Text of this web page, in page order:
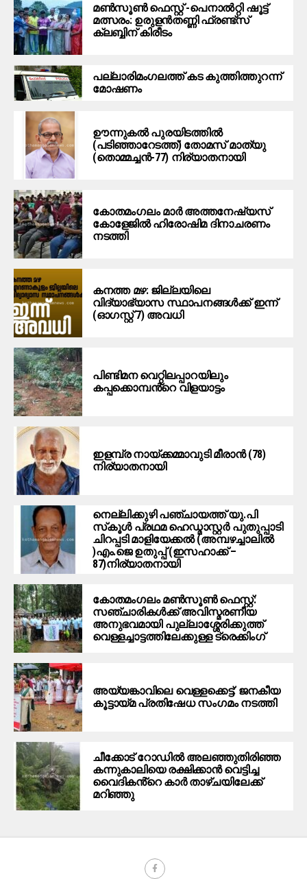
മൺസൂൺ ഫെസ്റ്റ് -പെനാൽറ്റി ഷൂട്ട്
മത്സരം: ഉരുളൻതണ്ണി ഫ്രണ്ട്സ്
ക്ലബ്ബിന് കിരീടം
പ​ല്ലാ​രി​മം​ഗ​ല​ത്ത് ക​ട കു​ത്തി​ത്തുറ​ന്ന്
മോ​ഷ​ണം
ഊന്നുകല്‍ പുരയിടത്തില്‍
(പടിഞ്ഞാറേടത്ത്) തോമസ് മാത്യു
(തൊമ്മച്ചന്‍-77) നിര്യാതനായി
കോതമംഗലം മാര്‍ അത്തനേഷ്യസ്
കോളേജില്‍ ഹിരോഷിമ ദിനാചരണം
നടത്തി
കനത്ത മഴ: ജില്ലയിലെ
വിദ്യാഭ്യാസ സ്ഥാപനങ്ങള്‍ക്ക് ഇന്ന്
(ഓഗസ്റ്റ് 7) അവധി
പിണ്ടിമന വെറ്റിലപ്പാറയിലും
കപ്പക്കൊമ്പൻ്റെ വിളയാട്ടം
ഇളമ്പ്ര നായ്ക്കമ്മാവുടി മീരാൻ (78)
നിര്യാതനായി
നെല്ലിക്കുഴി പഞ്ചായത്ത് യു.പി
സ്‌കൂൾ പ്രഥമ ഹെഡ്മാസ്റ്റർ പുതുപ്പാടി
ചിറപ്പടി മാളിയേക്കൽ (അമ്പഴച്ചാലിൽ
)എം.ജെ ഉതുപ്പ് (ഇസഹാക്ക് –
87)നിര്യാതനായി
കോതമംഗലം മൺസൂൺ ഫെസ്റ്റ്:
സഞ്ചാരികൾക്ക് അവിസ്മരണീയ
അനുഭവമായി പുല്ലാശ്ശേരിക്കുത്ത്
വെള്ളച്ചാട്ടത്തിലേക്കുള്ള ട്രെക്കിംഗ്
അയ്യങ്കാവിലെ വെള്ളക്കെട്ട്: ജനകീയ
കൂട്ടായ്മ പ്രതിഷേധ സംഗമം നടത്തി
ചീക്കോട് റോഡിൽ അലഞ്ഞുതിരിഞ്ഞ
കന്നുകാലിയെ രക്ഷിക്കാൻ വെട്ടിച്ച
വൈദികൻ്റെ കാർ താഴ്ചയിലേക്ക്
മറിഞ്ഞു